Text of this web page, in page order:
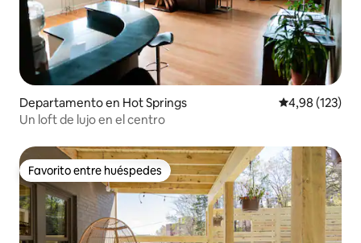
Departamento en Hot Springs Calificación
4,98 (123)
Un loft de lujo en el centro
Favorito entre huéspedes
Favorito entre huéspedes